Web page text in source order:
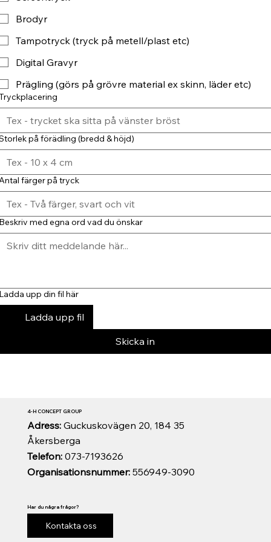
Brodyr
Tampotryck (tryck på metell/plast etc)
Digital Gravyr
Prägling (görs på grövre material ex skinn, läder etc)
på förädling (bredd & höjd)
färger på tryck
med egna ord vad du önskar
upp din fil här
Ladda upp fil
Skicka in
Organisationsnummer:556949-3090
Telefon:073-7193626
Adress: Guckuskovägen 20, 184 35
Åkersberga
4-H CONCEPT GROUP
Har du några frågor?
Kontakta oss